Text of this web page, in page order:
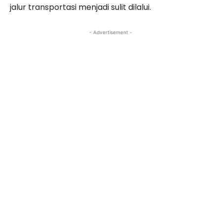
jalur transportasi menjadi sulit dilalui.
- Advertisement -